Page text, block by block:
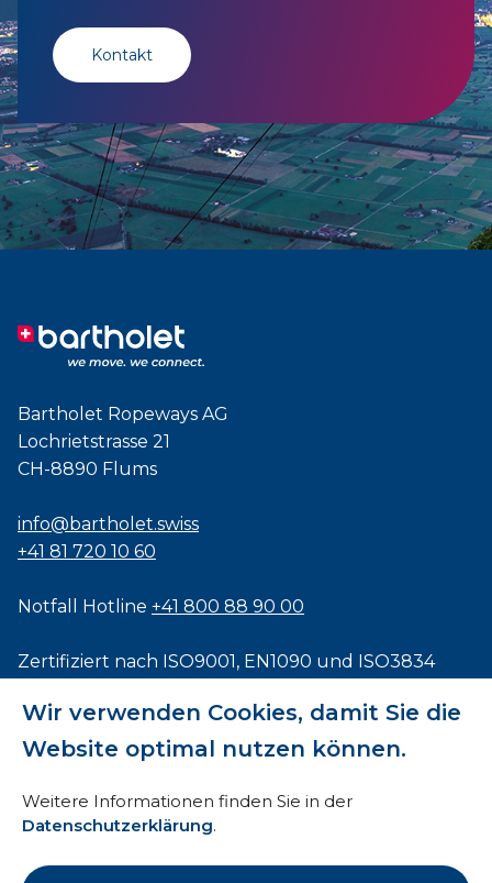
Wir verwenden Cookies, damit Sie die
Website optimal nutzen können.
Weitere Informationen finden Sie in der
Datenschutzerklärung.
Kontakt
Bartholet Ropeways AG
Lochrietstrasse 21
CH-8890 Flums
info@bartholet.swiss
+41 81 720 10 60
Notfall Hotline +41 800 88 90 00
Zertifiziert nach ISO9001, EN1090 und ISO3834
Impressum